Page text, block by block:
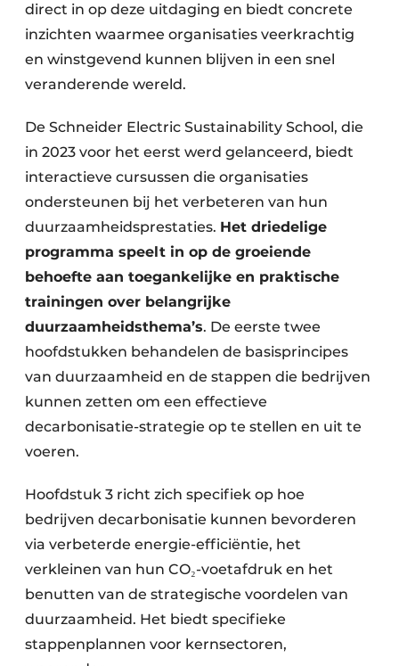
direct in op deze uitdaging en biedt concrete
inzichten waarmee organisaties veerkrachtig
en winstgevend kunnen blijven in een snel
veranderende wereld.
De Schneider Electric Sustainability School, die
in 2023 voor het eerst werd gelanceerd, biedt
interactieve cursussen die organisaties
ondersteunen bij het verbeteren van hun
duurzaamheidsprestaties. Het driedelige
programma speelt in op de groeiende
behoefte aan toegankelijke en praktische
trainingen over belangrijke
duurzaamheidsthema’s. De eerste twee
hoofdstukken behandelen de basisprincipes
van duurzaamheid en de stappen die bedrijven
kunnen zetten om een effectieve
decarbonisatie-strategie op te stellen en uit te
voeren.
Hoofdstuk 3 richt zich specifiek op hoe
bedrijven decarbonisatie kunnen bevorderen
via verbeterde energie-efficiëntie, het
verkleinen van hun CO₂-voetafdruk en het
benutten van de strategische voordelen van
duurzaamheid. Het biedt specifieke
stappenplannen voor kernsectoren,